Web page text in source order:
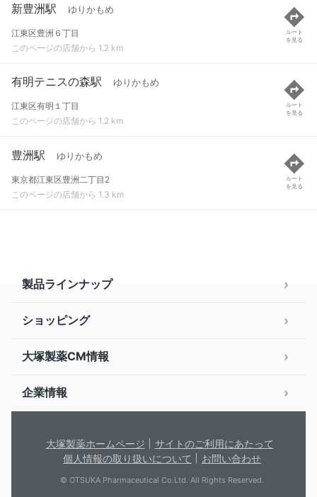
新豊洲駅 ゆりかもめ
江東区豊洲６丁目
このページの店舗から 1.2 km
ルート
を見る
有明テニスの森駅 ゆりかもめ
江東区有明１丁目
このページの店舗から 1.2 km
ルート
を見る
豊洲駅 ゆりかもめ
東京都江東区豊洲二丁目2
このページの店舗から 1.3 km
ルート
を見る
製品ラインナップ
ショッピング
大塚製薬CM情報
企業情報
大塚製薬ホームページ
サイトのご利用にあたって
個人情報の取り扱いについて
お問い合わせ
© OTSUKA Pharmaceutical Co.Ltd. All Rights Reserved.